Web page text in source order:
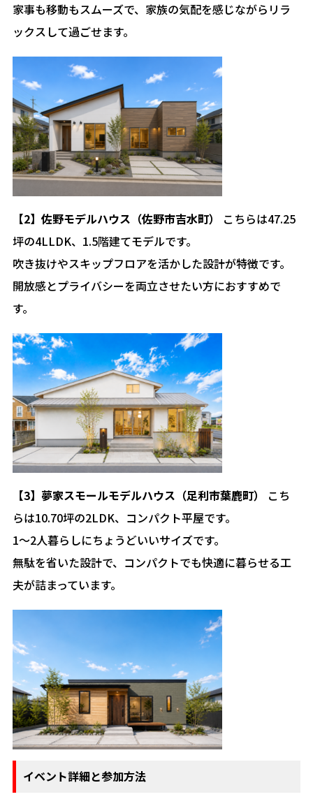
家事も移動もスムーズで、家族の気配を感じながらリラ
ックスして過ごせます。
【2】佐野モデルハウス（佐野市吉水町）
こちらは47.25
坪の4LLDK、1.5階建てモデルです。
吹き抜けやスキップフロアを活かした設計が特徴です。
開放感とプライバシーを両立させたい方におすすめで
す。
【3】夢家スモールモデルハウス（足利市葉鹿町）
こち
らは10.70坪の2LDK、コンパクト平屋です。
1〜2人暮らしにちょうどいいサイズです。
無駄を省いた設計で、コンパクトでも快適に暮らせる工
夫が詰まっています。
イベント詳細と参加方法